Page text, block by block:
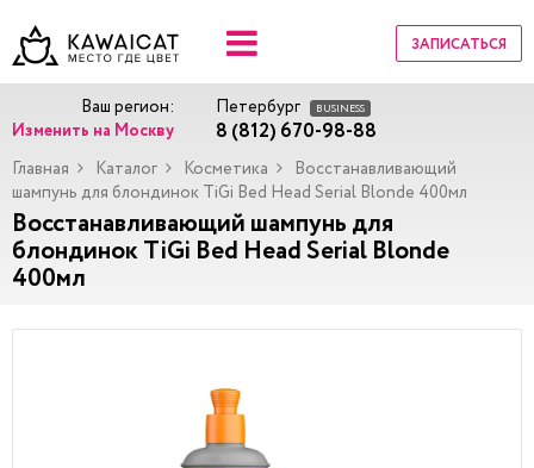
ЗАПИСАТЬСЯ
Ваш регион:
Изменить на Москву
Петербург BUSINESS
8 (812) 670-98-88
Главная Каталог Косметика
Восстанавливающий
шампунь для блондинок TiGi Bed Head Serial Blonde 400мл
Восстанавливающий шампунь для
блондинок TiGi Bed Head Serial Blonde
400мл